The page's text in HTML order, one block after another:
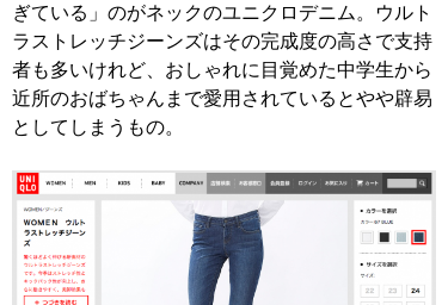
ぎている」のがネックのユニクロデニム。ウルト
ラストレッチジーンズはその完成度の高さで支持
者も多いけれど、おしゃれに目覚めた中学生から
近所のおばちゃんまで愛用されているとやや辟易
としてしまうもの。